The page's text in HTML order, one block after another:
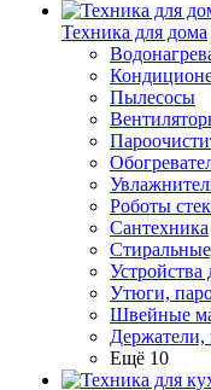
Техника для дома
Пылесосы
Роботы
Сантехника
Утюги,
Швейные
Ещё 10